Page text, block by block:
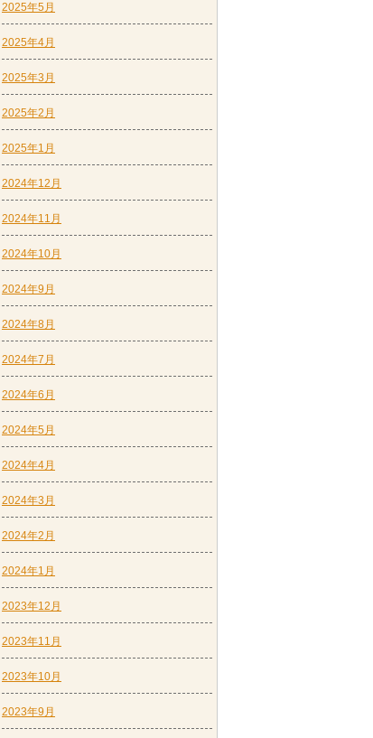
2025年5月
2025年4月
2025年3月
2025年2月
2025年1月
2024年12月
2024年11月
2024年10月
2024年9月
2024年8月
2024年7月
2024年6月
2024年5月
2024年4月
2024年3月
2024年2月
2024年1月
2023年12月
2023年11月
2023年10月
2023年9月